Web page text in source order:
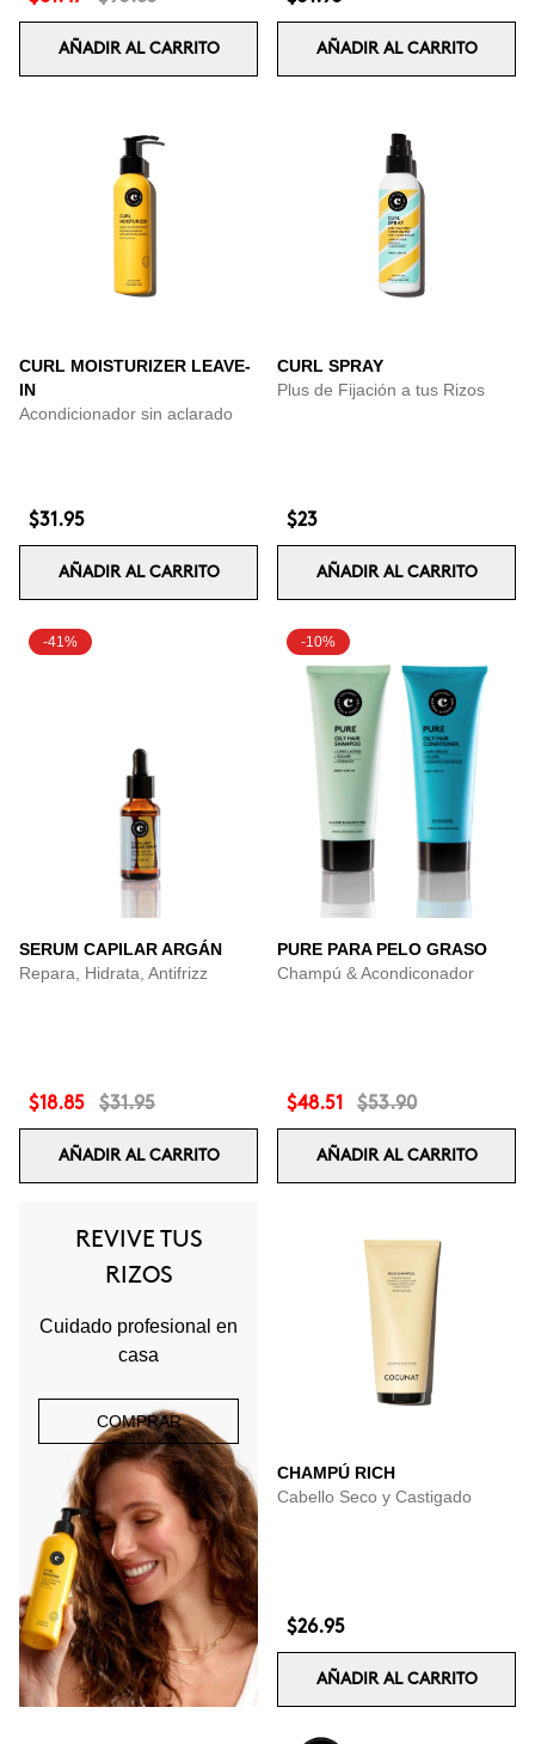
AÑADIR AL CARRITO AÑADIR AL CARRITO
CURL MOISTURIZER LEAVE-
IN
Acondicionador sin aclarado
$31.95
AÑADIR AL CARRITO
CURL SPRAY
Plus de Fijación a tus Rizos
$23
AÑADIR AL CARRITO
-41%
SERUM CAPILAR ARGÁN
Repara, Hidrata, Antifrizz
$18.85 $31.95
AÑADIR AL CARRITO
-10%
PURE PARA PELO GRASO
Champú & Acondiconador
$48.51 $53.90
AÑADIR AL CARRITO
REVIVE TUS
RIZOS
Cuidado profesional en
casa
COMPRAR
CHAMPÚ RICH
Cabello Seco y Castigado
$26.95
AÑADIR AL CARRITO